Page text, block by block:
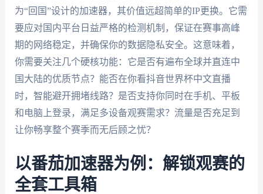
为“回国”设计的加速器，其价值远超简单的IP更换。它需
要应对国内平台日益严格的检测机制，保证在赛事高峰
期的网络稳定，并确保你的数据隐私安全。这意味着，
你需要关注几个硬核功能：它是否有遍布全球并直连中
国大陆的优质节点？能否在你看抖音世界杯中文直播
时，智能避开拥堵线路？是否支持你同时在手机、平板
和电脑上登录，满足多设备观赛需求？流量是否充足到
让你畅享整个赛季而无后顾之忧？
以番茄加速器为例：解锁观赛的
全套工具箱